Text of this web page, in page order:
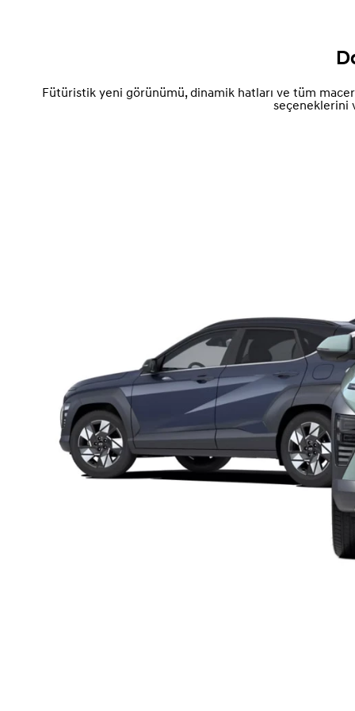
Fütüristik yeni görünümü, dinamik hatları ve tüm
seçeneklerini